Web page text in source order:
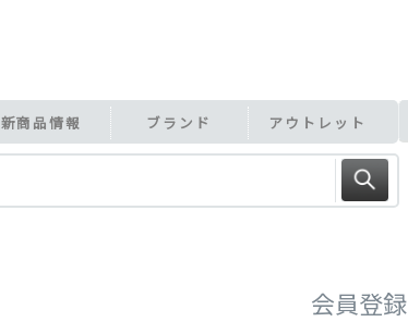
新商品情報 ブランド アウトレット
会員登録